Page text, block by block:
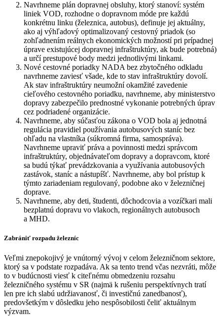
Navrhneme plán dopravnej obsluhy, ktorý stanoví: systém
liniek VOD, rozhodne o dopravnom móde pre každú
konkrétnu linku (železnica, autobus), definuje jej aktuálny,
ako aj výhľadový optimalizovaný cestovný priadok (so
zohľadnením reálnych ekonomických možností pri prípadnej
úprave existujúcej dopravnej infraštruktúry, ak bude potrebná)
a určí prestupové body medzi jednotlivými linkami.
Nové cestovné poriadky NADA bez zbytočného odkladu
navrhneme zaviesť všade, kde to stav infraštruktúry dovolí.
Ak stav infraštruktúry neumožní okamžité zavedenie
cieľového cestovného poriadku, navrhneme, aby ministerstvo
dopravy zabezpečilo prednostné vykonanie potrebných úprav
cez podriadené organizácie.
Navrhneme, aby súčasťou zákona o VOD bola aj jednotná
regulácia pravidiel používania autobusových staníc bez
ohľadu na vlastníka (súkromná firma, samospráva).
Navrhneme upraviť práva a povinnosti medzi správcom
infraštruktúry, objednávateľom dopravy a dopravcom, ktoré
sa budú týkať prevádzkovania a využívania autobusových
zastávok, staníc a nástupíšť. Navrhneme, aby bol prístup k
týmto zariadeniam regulovaný, podobne ako v železničnej
doprave.
Navrhneme, aby deti, študenti, dôchodcovia a vozíčkari mali
bezplatnú dopravu vo vlakoch, regionálnych autobusoch
a MHD.
Zabrániť rozpadu železníc
Veľmi znepokojivý je vnútorný vývoj v celom železničnom sektore,
ktorý sa v podstate rozpadáva. Ak sa tento trend včas nezvráti, môže
to v budúcnosti viesť k citeľnému obmedzeniu rozsahu
železničného systému v SR (najmä k rušeniu perspektívnych tratí
len pre ich slabú udržiavanosť, či investičnú zanedbanosť),
predovšetkým v dôsledku jeho nespôsobilosti čeliť aktuálnym
výzvam.